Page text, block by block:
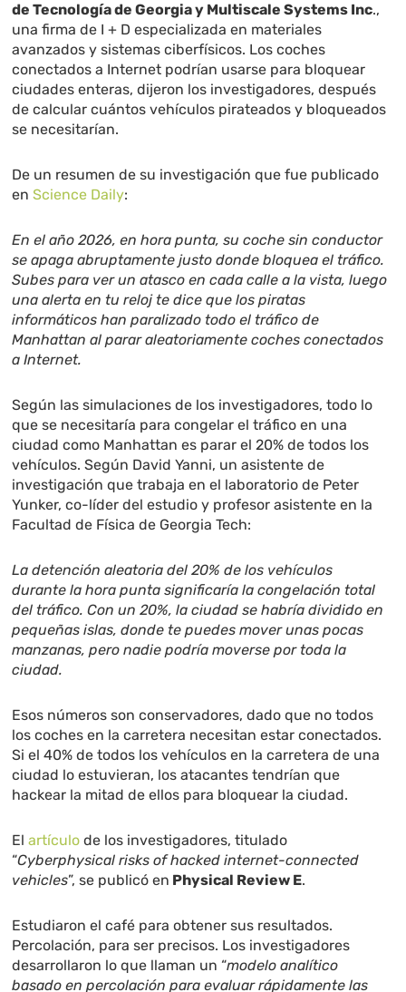
de Tecnología de Georgia y Multiscale Systems Inc.,
una firma de I + D especializada en materiales
avanzados y sistemas ciberfísicos. Los coches
conectados a Internet podrían usarse para bloquear
ciudades enteras, dijeron los investigadores, después
de calcular cuántos vehículos pirateados y bloqueados
se necesitarían.
De un resumen de su investigación que fue publicado
enScience Daily:
En el año 2026, en hora punta, su coche sin conductor
se apaga abruptamente justo donde bloquea el tráfico.
Subes para ver un atasco en cada calle a la vista, luego
una alerta en tu reloj te dice que los piratas
informáticos han paralizado todo el tráfico de
Manhattan al parar aleatoriamente coches conectados
a Internet.
Según las simulaciones de los investigadores, todo lo
que se necesitaría para congelar el tráfico en una
ciudad como Manhattan es parar el 20% de todos los
vehículos. Según David Yanni, un asistente de
investigación que trabaja en el laboratorio de Peter
Yunker, co-líder del estudio y profesor asistente en la
Facultad de Física de Georgia Tech:
La detención aleatoria del 20% de los vehículos
durante la hora punta significaría la congelación total
del tráfico. Con un 20%, la ciudad se habría dividido en
pequeñas islas, donde te puedes mover unas pocas
manzanas, pero nadie podría moverse por toda la
ciudad.
Esos números son conservadores, dado que no todos
los coches en la carretera necesitan estar conectados.
Si el 40% de todos los vehículos en la carretera de una
ciudad lo estuvieran, los atacantes tendrían que
hackear la mitad de ellos para bloquear la ciudad.
Elartículo de los investigadores, titulado
“Cyberphysical risks of hacked internet-connected
vehicles”, se publicó en Physical Review E.
Estudiaron el café para obtener sus resultados.
Percolación, para ser precisos. Los investigadores
desarrollaron lo que llaman un “modelo analítico
basado en percolación para evaluar rápidamente las